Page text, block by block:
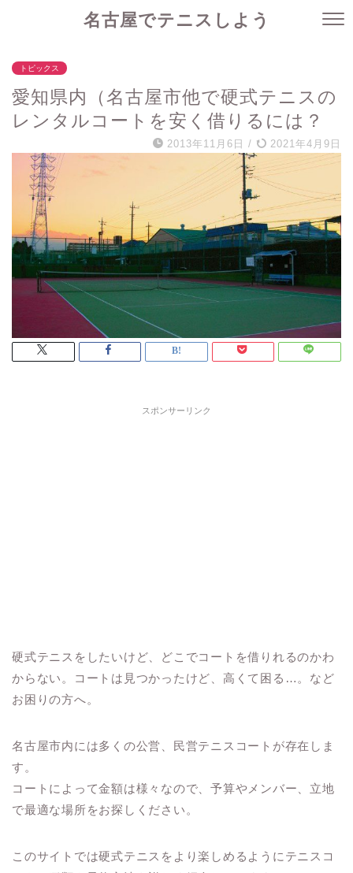
名古屋でテニスしよう
トピックス
愛知県内（名古屋市他で硬式テニスの
レンタルコートを安く借りるには？
2013年11月6日 / 2021年4月9日
スポンサーリンク
硬式テニスをしたいけど、どこでコートを借りれるのかわ
からない。コートは見つかったけど、高くて困る…。など
お困りの方へ。
名古屋市内には多くの公営、民営テニスコートが存在しま
す。
コートによって金額は様々なので、予算やメンバー、立地
で最適な場所をお探しください。
このサイトでは硬式テニスをより楽しめるようにテニスコ